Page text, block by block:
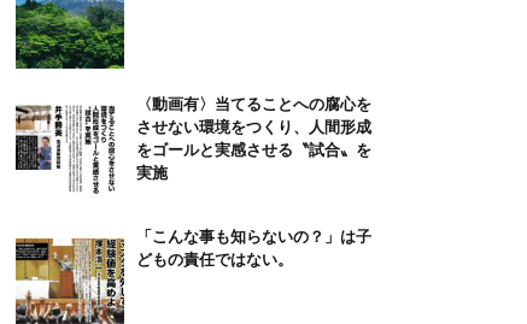
〈動画有〉当てることへの腐心を
させない環境をつくり、人間形成
をゴールと実感させる〝試合〟を
実施
「こんな事も知らないの？」は子
どもの責任ではない。